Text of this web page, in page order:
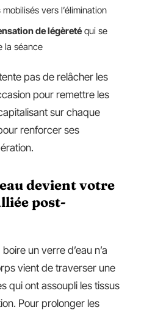
mobilisés vers l’élimination
de légèreté qui se
la séance
pas de relâcher les
pour remettre les
sur chaque
renforcer ses
devient votre
post-
un verre d’eau n’a
vient de traverser une
qui ont assoupli les tissus
Pour prolonger les